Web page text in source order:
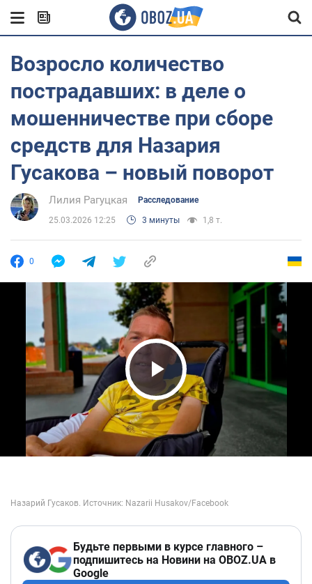
Возросло количество
пострадавших: в деле о
мошенничестве при сборе
средств для Назария
Гусакова – новый поворот
Лилия Рагуцкая Расследование
25.03.2026 12:25 3 минуты 1,8 т.
0
Play Video
Будьте первыми в курсе главного –
подпишитесь на Новини на OBOZ.UA в
Google